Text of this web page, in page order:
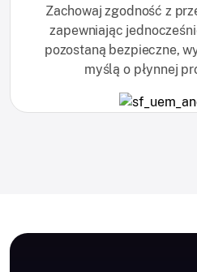
Zachowaj zgodność z
zapewniając
pozostaną bezpieczne,
myślą o płynnej